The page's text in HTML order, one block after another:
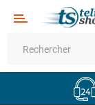
Catégorie